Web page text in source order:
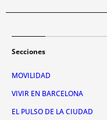
Secciones
MOVILIDAD
VIVIR EN BARCELONA
EL PULSO DE LA CIUDAD